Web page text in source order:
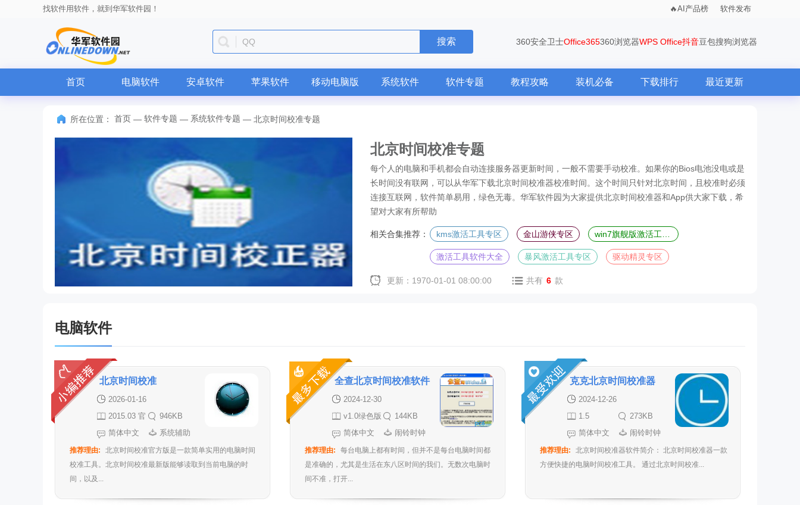
找软件用软件，就到华军软件园！ AI产品榜 软件发布
QQ 搜索 360安全卫士Office365360浏览器WPS Office抖音豆包搜狗浏览器
首页 电脑软件 安卓软件 苹果软件 移动电脑版 系统软件 软件专题 教程攻略 装机必备 下载排行 最近更新
所在位置： 首页 — 软件专题 — 系统软件专题 — 北京时间校准专题
北京时间校准专题
每个人的电脑和手机都会自动连接服务器更新时间，一般不需要手动校准。如果你的Bios电池没电或是
长时间没有联网，可以从华军下载北京时间校准器校准时间。这个时间只针对北京时间，且校准时必须
连接互联网，软件简单易用，绿色无毒。华军软件园为大家提供北京时间校准器和App供大家下载，希
望对大家有所帮助
相关合集推荐： kms激活工具专区 金山游侠专区
激活工具软件大全 暴风激活工具专区 驱动精灵专区
更新：1970-01-01 08:00:00 共有 6 款
电脑软件
北京时间校准
2026-01-16
2015.03 官
方版
946KB
简体中文
系统辅助
推荐理由:
北京时间校准官方版是一款简单实用的电脑时间
校准工具。北京时间校准最新版能够读取到当前电脑的时
间，以及...
全查北京时间校准软件
2024-12-30
v1.0绿色版
144KB
简体中文
闹铃时钟
推荐理由:
每台电脑上都有时间，但并不是每台电脑时间都
是准确的，尤其是生活在东八区时间的我们。无数次电脑时
间不准，打开...
克克北京时间校准器
2024-12-26
1.5
273KB
简体中文
闹铃时钟
推荐理由:
北京时间校准器软件简介： 北京时间校准器一款
方便快捷的电脑时间校准工具。 通过北京时间校准...